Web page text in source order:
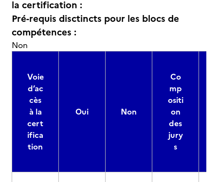
la certification :
Pré-requis disctincts pour les blocs de
compétences :
Non
Voie
d’ac
cès
à la
cert
ifica
tion
Oui Non
Co
mp
ositi
on
des
jury
s